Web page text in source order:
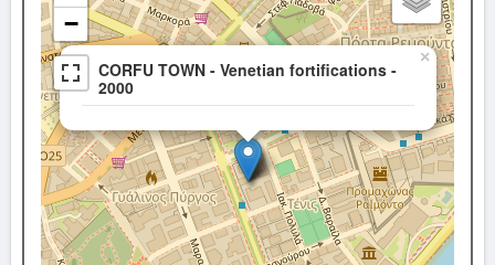
CORFU TOWN - Venetian fortifications -
2000
×
−